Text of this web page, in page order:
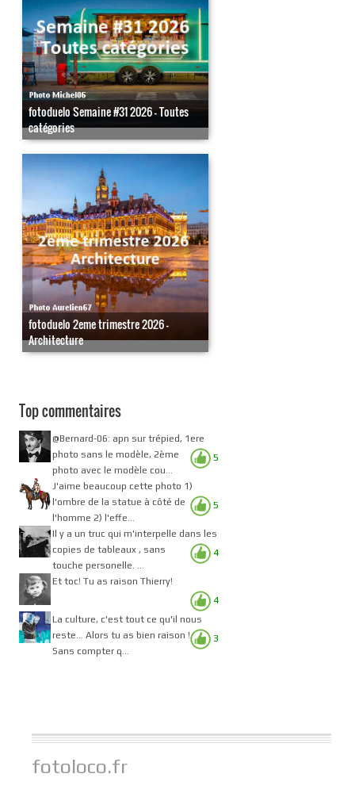
fotoduelo Semaine #31 2026 - Toutes
catégories
fotoduelo 2eme trimestre 2026 -
Architecture
Top commentaires
5
@Bernard-06: apn sur trépied, 1ere
photo sans le modèle, 2ème
photo avec le modèle cou...
5
J'aime beaucoup cette photo 1)
l'ombre de la statue à côté de
l'homme 2) l'effe...
4
Il y a un truc qui m'interpelle dans les
copies de tableaux , sans
touche personelle. ...
4
Et toc! Tu as raison Thierry!
3
La culture, c'est tout ce qu'il nous
reste... Alors tu as bien raison !
Sans compter q...
fotoloco.fr